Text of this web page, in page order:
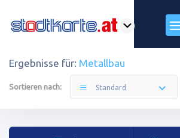
Ergebnisse für: Metallbau
Sortieren nach: Standard